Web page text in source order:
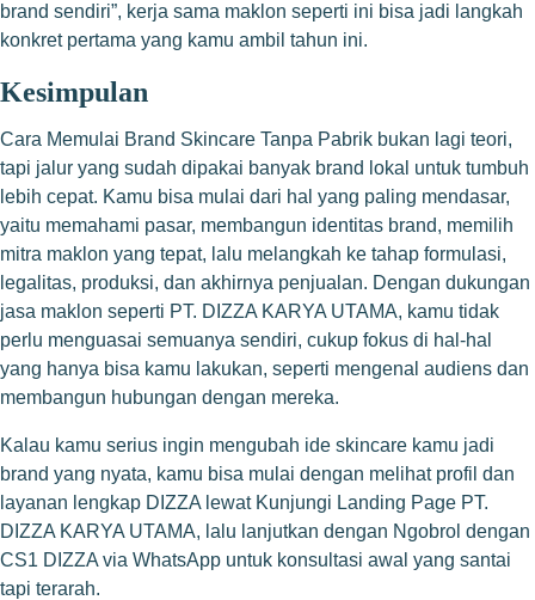
brand sendiri”, kerja sama maklon seperti ini bisa jadi langkah
konkret pertama yang kamu ambil tahun ini.
Kesimpulan
Cara Memulai Brand Skincare Tanpa Pabrik bukan lagi teori,
tapi jalur yang sudah dipakai banyak brand lokal untuk tumbuh
lebih cepat. Kamu bisa mulai dari hal yang paling mendasar,
yaitu memahami pasar, membangun identitas brand, memilih
mitra maklon yang tepat, lalu melangkah ke tahap formulasi,
legalitas, produksi, dan akhirnya penjualan. Dengan dukungan
jasa maklon seperti PT. DIZZA KARYA UTAMA, kamu tidak
perlu menguasai semuanya sendiri, cukup fokus di hal-hal
yang hanya bisa kamu lakukan, seperti mengenal audiens dan
membangun hubungan dengan mereka.
Kalau kamu serius ingin mengubah ide skincare kamu jadi
brand yang nyata, kamu bisa mulai dengan melihat profil dan
layanan lengkap DIZZA lewat Kunjungi Landing Page PT.
DIZZA KARYA UTAMA, lalu lanjutkan dengan Ngobrol dengan
CS1 DIZZA via WhatsApp untuk konsultasi awal yang santai
tapi terarah.